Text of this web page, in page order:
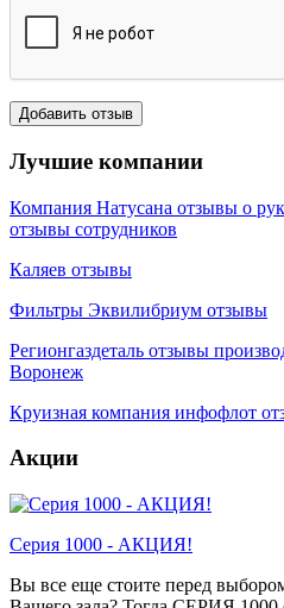
Лучшие компании
Компания Натусана отзывы о
отзывы сотрудников
Каляев отзывы
Фильтры Эквилибриум отзывы
Регионгаздеталь отзывы
Воронеж
Круизная компания инфофлот
Акции
Серия 1000 - АКЦИЯ!
Вы все еще стоите перед